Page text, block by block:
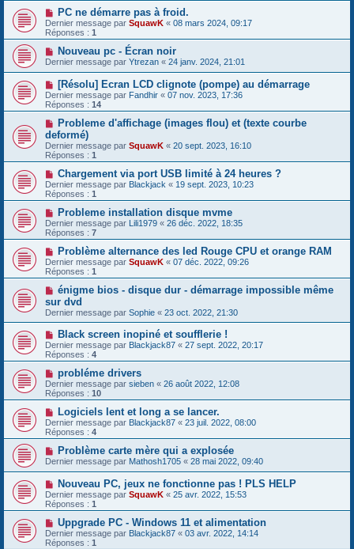
PC ne démarre pas à froid.
Dernier message par SquawK « 08 mars 2024, 09:17
Réponses : 1
Nouveau pc - Écran noir
Dernier message par Ytrezan « 24 janv. 2024, 21:01
[Résolu] Ecran LCD clignote (pompe) au démarrage
Dernier message par Fandhir « 07 nov. 2023, 17:36
Réponses : 14
Probleme d'affichage (images flou) et (texte courbe
deformé)
Dernier message par SquawK « 20 sept. 2023, 16:10
Réponses : 1
Chargement via port USB limité à 24 heures ?
Dernier message par Blackjack « 19 sept. 2023, 10:23
Réponses : 1
Probleme installation disque mvme
Dernier message par Lili1979 « 26 déc. 2022, 18:35
Réponses : 7
Problème alternance des led Rouge CPU et orange RAM
Dernier message par SquawK « 07 déc. 2022, 09:26
Réponses : 1
énigme bios - disque dur - démarrage impossible même
sur dvd
Dernier message par Sophie « 23 oct. 2022, 21:30
Black screen inopiné et soufflerie !
Dernier message par Blackjack87 « 27 sept. 2022, 20:17
Réponses : 4
probléme drivers
Dernier message par sieben « 26 août 2022, 12:08
Réponses : 10
Logiciels lent et long a se lancer.
Dernier message par Blackjack87 « 23 juil. 2022, 08:00
Réponses : 4
Problème carte mère qui a explosée
Dernier message par Mathosh1705 « 28 mai 2022, 09:40
Nouveau PC, jeux ne fonctionne pas ! PLS HELP
Dernier message par SquawK « 25 avr. 2022, 15:53
Réponses : 1
Uppgrade PC - Windows 11 et alimentation
Dernier message par Blackjack87 « 03 avr. 2022, 14:14
Réponses : 1